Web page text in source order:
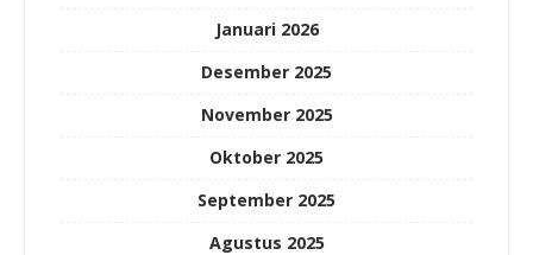
Januari 2026
Desember 2025
November 2025
Oktober 2025
September 2025
Agustus 2025